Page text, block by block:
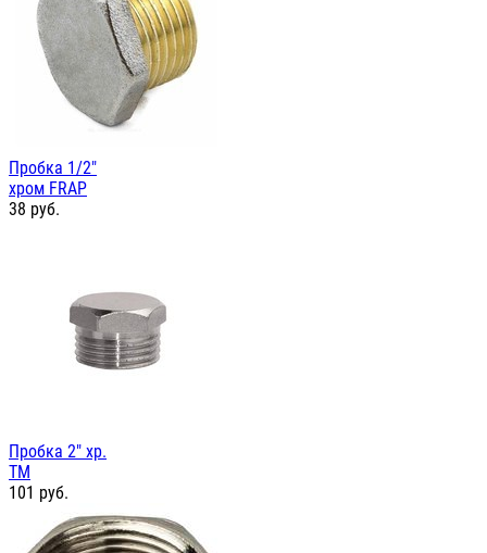
Пробка 1/2"
хром FRAP
38 руб.
Пробка 2" хр.
TM
101 руб.